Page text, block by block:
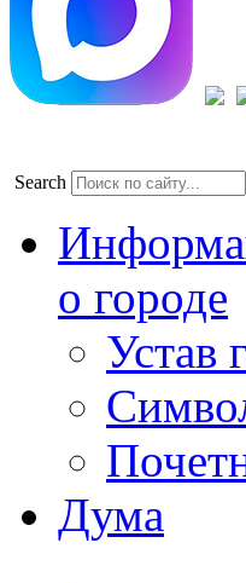
Search
о городе
Устав
Дума